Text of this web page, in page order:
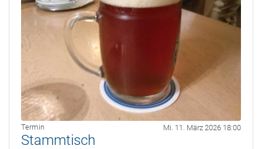
Termin Mi. 11. März 2026 18:00
Stammtisch